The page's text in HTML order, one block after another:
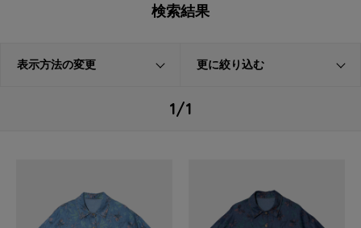
検索結果
表示方法の変更 更に絞り込む
1/1